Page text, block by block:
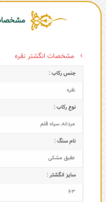
مشخصات انگشتر نقره
جنس رکاب :
نقره
نوع رکاب :
مردانه,سیاه قلم
نام سنگ :
عقیق مشکی
سایز انگشتر :
63